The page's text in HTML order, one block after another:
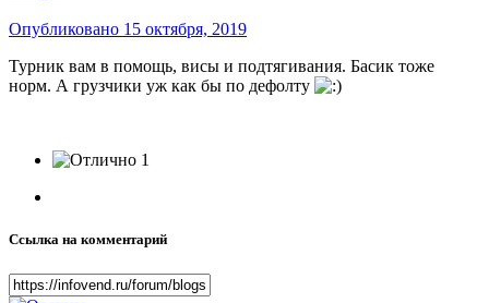
Опубликовано 15 октября, 2019
Турник вам в помощь, висы и подтягивания. Басик тоже
норм. А грузчики уж как бы по дефолту
1
Ссылка на комментарий